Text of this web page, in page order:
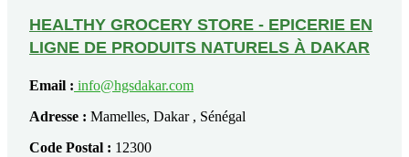
HEALTHY GROCERY STORE - EPICERIE EN
LIGNE DE PRODUITS NATURELS À DAKAR
Email : info@hgsdakar.com
Adresse : Mamelles, Dakar , Sénégal
Code Postal : 12300